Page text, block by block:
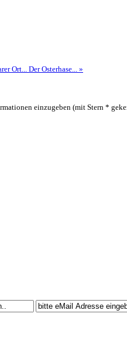
Ort... Der Osterhase... »
einzugeben (mit Stern *